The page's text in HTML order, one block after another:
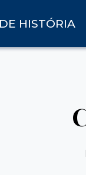
HISTÓRIA